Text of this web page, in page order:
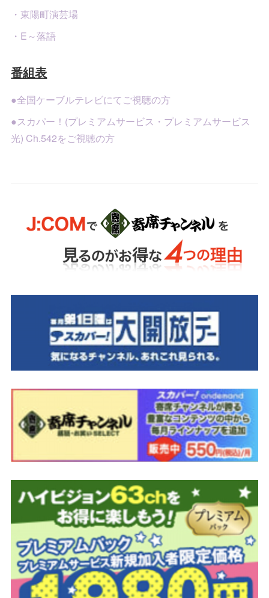
・東陽町演芸場
・E～落語
番組表
●全国ケーブルテレビにてご視聴の方
●スカパー！(プレミアムサービス・プレミアムサービス
光) Ch.542をご視聴の方